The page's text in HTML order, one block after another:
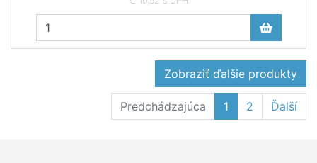
Zobraziť ďalšie produkty
Predchádzajúca 1 2 Ďalší